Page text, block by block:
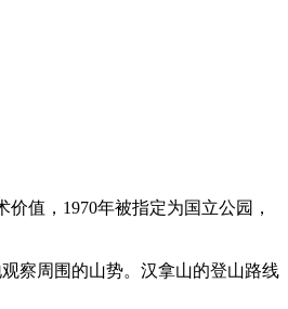
值，1970年被指定为国立公园，
察周围的山势。汉拿山的登山路线